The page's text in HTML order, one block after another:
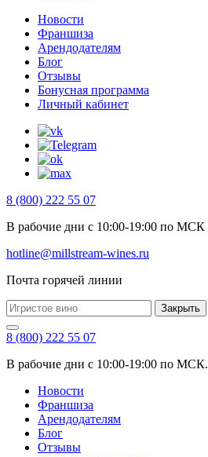
Новости
Франшиза
Арендодателям
Блог
Отзывы
Бонусная программа
Личный кабинет
8 (800) 222 55 07
В рабочие дни с 10:00-19:00 по МСК
hotline@millstream-wines.ru
Почта горячей линии
Закрыть
8 (800) 222 55 07
В рабочие дни с 10:00-19:00 по МСК.
Новости
Франшиза
Арендодателям
Блог
Отзывы